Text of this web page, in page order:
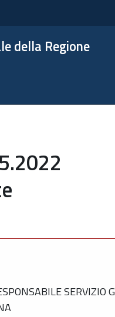
della Regione
SERVIZIO